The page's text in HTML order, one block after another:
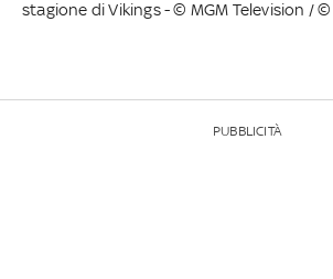
stagione di Vikings - © MGM Television /
PUBBLICITÀ